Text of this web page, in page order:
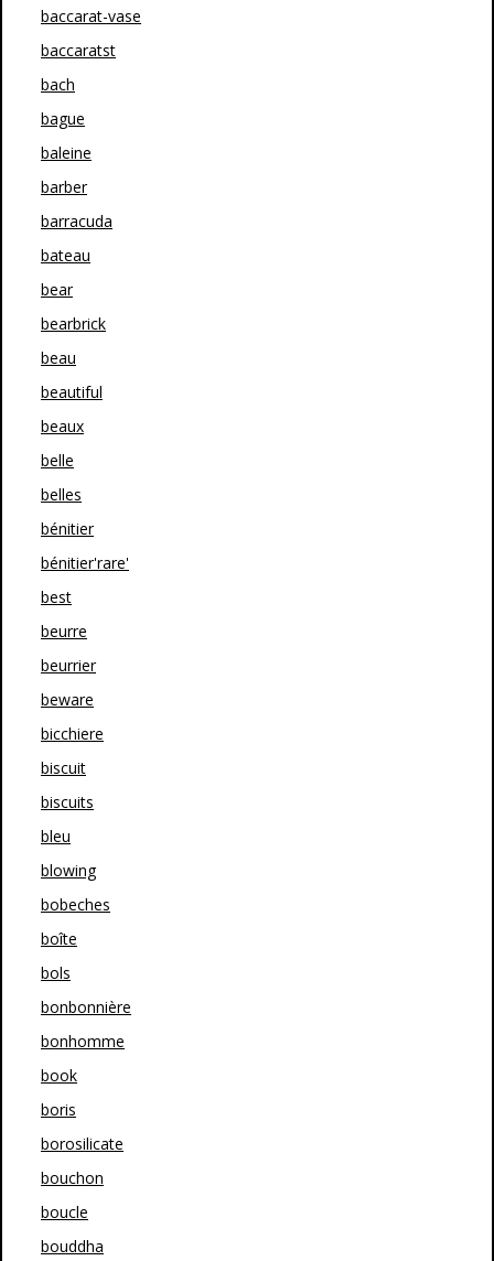
baccarat-vase
baccaratst
bach
bague
baleine
barber
barracuda
bateau
bear
bearbrick
beau
beautiful
beaux
belle
belles
bénitier
bénitier'rare'
best
beurre
beurrier
beware
bicchiere
biscuit
biscuits
bleu
blowing
bobeches
boîte
bols
bonbonnière
bonhomme
book
boris
borosilicate
bouchon
boucle
bouddha